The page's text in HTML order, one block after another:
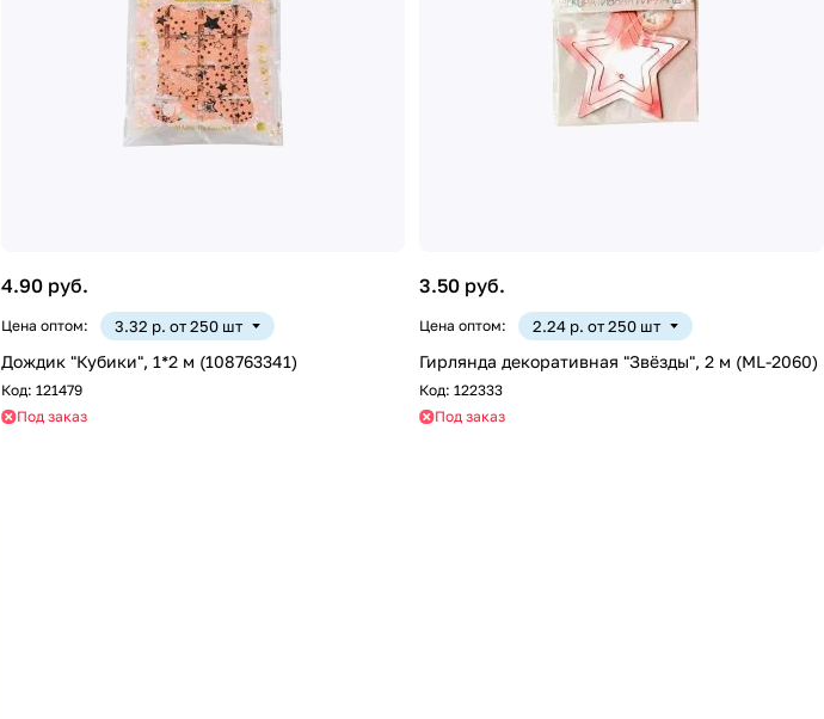
4.90 руб.
Цена оптом: 3.32 р. от 250 шт
Дождик "Кубики", 1*2 м (108763341)
Код: 121479
Под заказ
3.50 руб.
Цена оптом: 2.24 р. от 250 шт
Гирлянда декоративная "Звёзды", 2 м (ML-2060)
Код:122333
Под заказ